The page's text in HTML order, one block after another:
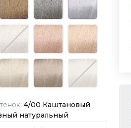
4/00 Каштановый
натуральный